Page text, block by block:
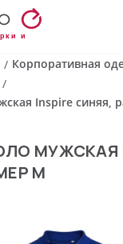
и
/ Корпоративная
/
Inspire синяя,
МУЖСКАЯ
M